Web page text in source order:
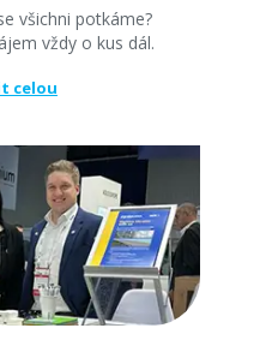
všichni potkáme?
vždy o kus dál.
celou